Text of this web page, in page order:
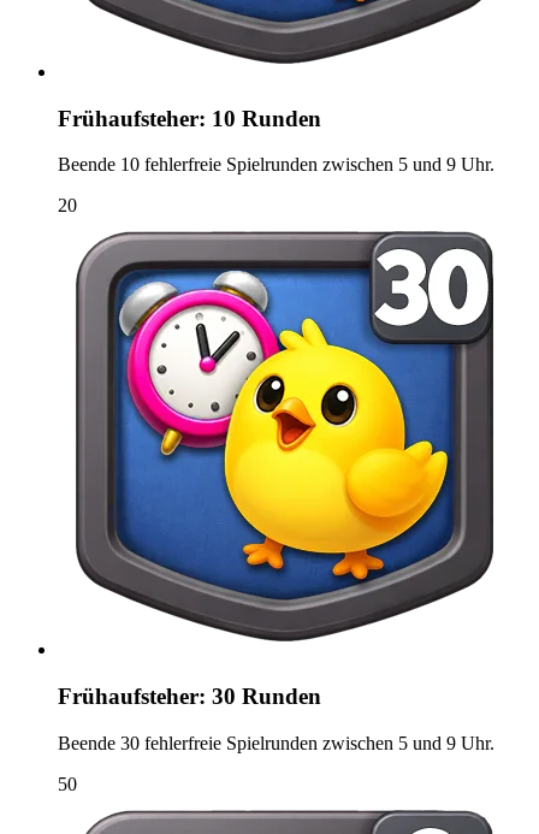
Frühaufsteher: 10 Runden
Beende 10 fehlerfreie Spielrunden zwischen 5 und 9 Uhr.
20
Frühaufsteher: 30 Runden
Beende 30 fehlerfreie Spielrunden zwischen 5 und 9 Uhr.
50